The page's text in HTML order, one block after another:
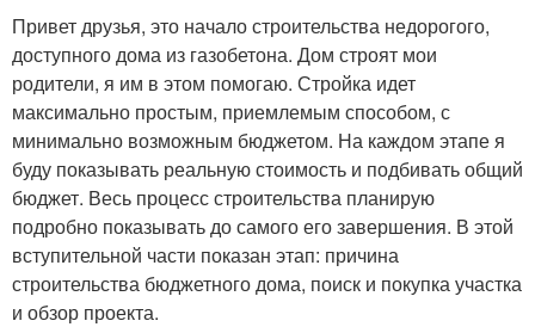
Привет друзья, это начало строительства недорогого,
доступного дома из газобетона. Дом строят мои
родители, я им в этом помогаю. Стройка идет
максимально простым, приемлемым способом, с
минимально возможным бюджетом. На каждом этапе я
буду показывать реальную стоимость и подбивать общий
бюджет. Весь процесс строительства планирую
подробно показывать до самого его завершения. В этой
вступительной части показан этап: причина
строительства бюджетного дома, поиск и покупка участка
и обзор проекта.